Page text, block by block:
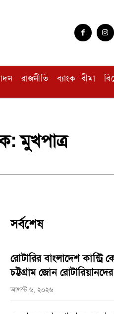
রাজনীতি ব্যাংক- বীমা
মুখপাত্র
সর্বশেষ
রোটারির বাংলাদেশ কান্ট্রি
চট্টগ্রাম জোন
আগস্ট ৬, ২০২৬